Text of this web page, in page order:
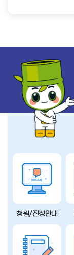
청원/진정안내